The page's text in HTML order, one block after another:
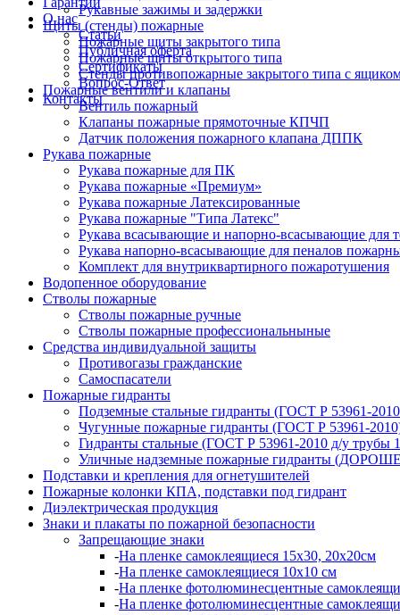
О нас
Статьи
Публичная оферта
Сертификаты
Вопрос-Ответ
Контакты
Рукавные зажимы и задержки
Щиты (стенды) пожарные
Пожарные щиты закрытого типа
Пожарные щиты открытого типа
Стенды противопожарные закрытого типа с
Пожарные вентили и клапаны
Вентиль пожарный
Клапаны пожарные прямоточные КПЧП
Датчик положения пожарного клапана ДППК
Рукава пожарные
Рукава пожарные для ПК
Рукава пожарные «Премиум»
Рукава пожарные Латексированные
Рукава пожарные "Типа Латекс"
Рукава всасывающие и напорно-всасывающие для
Рукава напорно-всасывающие для пеналов
Комплект для внутриквартирного пожаротушения
Водопенное оборудование
Стволы пожарные
Стволы пожарные ручные
Стволы пожарные профессиональныные
Средства индивидуальной защиты
Противогазы гражданские
Самоспасатели
Пожарные гидранты
Подземные стальные гидранты (ГОСТ Р 53961-
Чугунные пожарные гидранты (ГОСТ Р 53961-
Гидранты стальные (ГОСТ Р 53961-2010 д/у трубы
Уличные надземные пожарные гидранты
Подставки и крепления для огнетушителей
Пожарные колонки КПА, подставки под гидрант
Диэлектрическая продукция
Знаки и плакаты по пожарной безопасности
Запрещающие знаки
-На пленке самоклеящиеся 15х30, 20х20см
-На пленке самоклеящиеся 10х10 см
-На пленке фотолюминесцентные
-На пленке фотолюминесцентные